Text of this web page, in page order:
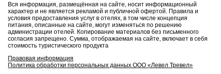
Вся информация, размещённая на сайте, носит информационный
характер и не является рекламой и публичной офертой. Правила и
условия предоставления услуг в отелях, в том числе концепция
питания, описанные на сайте, могут изменяться по решению
администрации отелей. Копирование материалов без письменного
согласия запрещено. Сумма, отображаемая на сайте, включает в себя
стоимость туристического продукта
Правовая информация
Политика обработки персональных данных ООО «Левел Тревел»